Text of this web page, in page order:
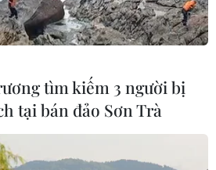
Mỹ
ngoặt do đồng
việc làm Mỹ
tìm kiếm 3 người bị
tại bán đảo Sơn Trà